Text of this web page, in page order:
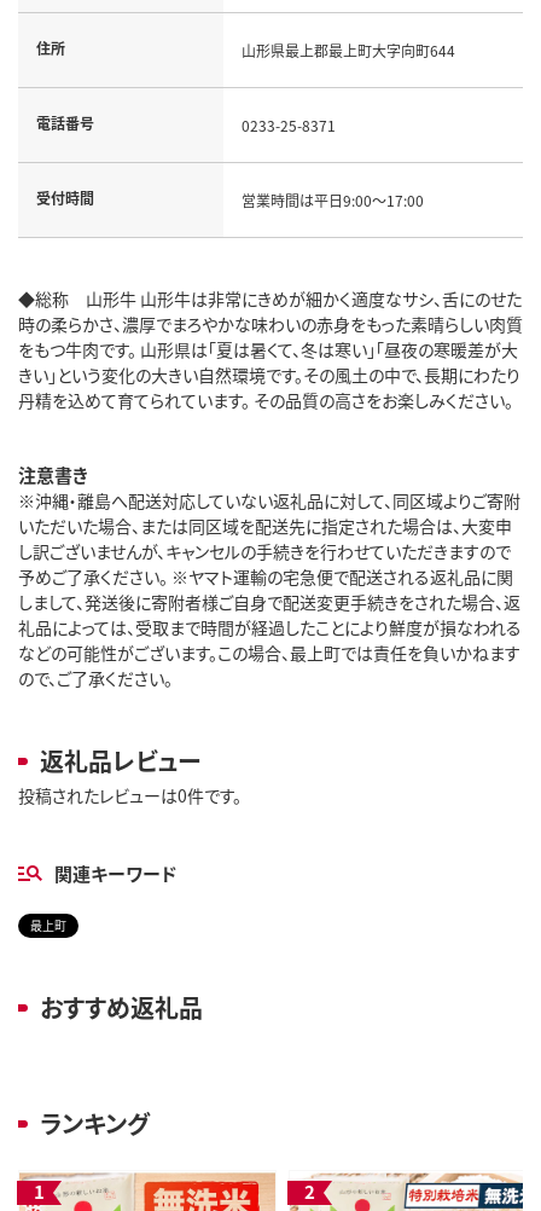
住所 山形県最上郡最上町大字向町644
電話番号 0233-25-8371
受付時間 営業時間は平日9:00～17:00
◆総称 山形牛 山形牛は非常にきめが細かく適度なサシ、舌にのせた
時の柔らかさ、濃厚でまろやかな味わいの赤身をもった素晴らしい肉質
をもつ牛肉です。 山形県は「夏は暑くて、冬は寒い」「昼夜の寒暖差が大
きい」という変化の大きい自然環境です。その風土の中で、長期にわたり
丹精を込めて育てられています。 その品質の高さをお楽しみください。
注意書き
※沖縄・離島へ配送対応していない返礼品に対して、同区域よりご寄附
いただいた場合、または同区域を配送先に指定された場合は、大変申
し訳ございませんが、キャンセルの手続きを行わせていただきますので
予めご了承ください。 ※ヤマト運輸の宅急便で配送される返礼品に関
しまして、発送後に寄附者様ご自身で配送変更手続きをされた場合、返
礼品によっては、受取まで時間が経過したことにより鮮度が損なわれる
などの可能性がございます。この場合、最上町では責任を負いかねます
ので、ご了承ください。
返礼品レビュー
投稿されたレビューは0件です。
関連キーワード
最上町
おすすめ返礼品
ランキング